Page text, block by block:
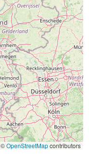
©OpenStreetMapcontributors